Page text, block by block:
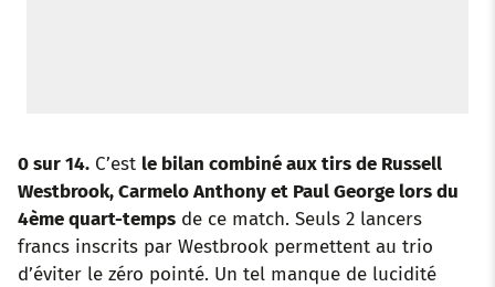
0 sur 14. C’est le bilan combiné aux tirs de Russell
Westbrook, Carmelo Anthony et Paul George lors du
4ème quart-temps de ce match. Seuls 2 lancers
francs inscrits par Westbrook permettent au trio
d’éviter le zéro pointé. Un tel manque de lucidité